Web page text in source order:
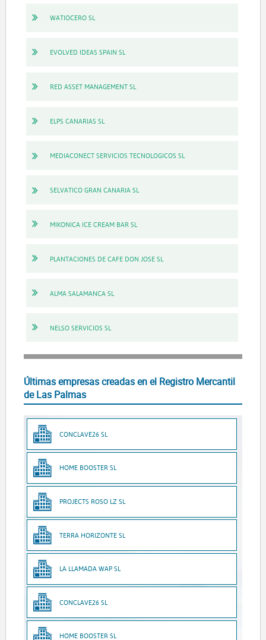
WATIOCERO SL
EVOLVED IDEAS SPAIN SL
RED ASSET MANAGEMENT SL
ELPS CANARIAS SL
MEDIACONECT SERVICIOS TECNOLOGICOS SL
SELVATICO GRAN CANARIA SL
MIKONICA ICE CREAM BAR SL
PLANTACIONES DE CAFE DON JOSE SL
ALMA SALAMANCA SL
NELSO SERVICIOS SL
Últimas empresas creadas en el Registro Mercantil
de Las Palmas
CONCLAVE26 SL
HOME BOOSTER SL
PROJECTS ROSO LZ SL
TERRA HORIZONTE SL
LA LLAMADA WAP SL
CONCLAVE26 SL
HOME BOOSTER SL